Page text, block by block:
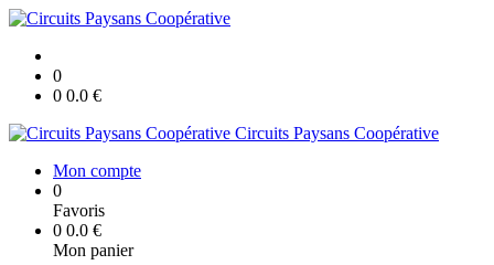
0
0 0.0 €
Circuits Paysans Coopérative
Mon compte
0
Favoris
0 0.0 €
Mon panier